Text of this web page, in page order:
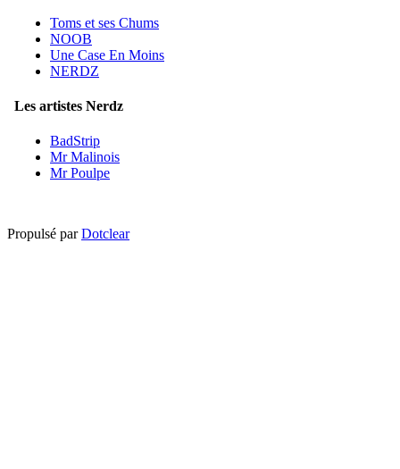
Toms et ses Chums
NOOB
Une Case En Moins
NERDZ
Les artistes Nerdz
BadStrip
Mr Malinois
Mr Poulpe
Propulsé parDotclear